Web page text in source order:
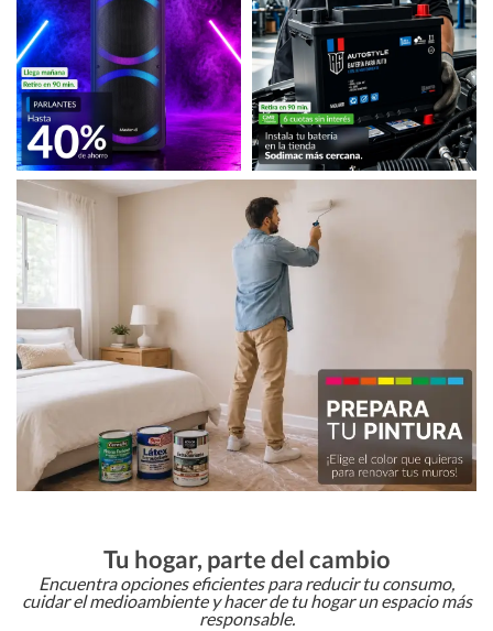
Tu hogar, parte del cambio
Encuentra opciones eficientes para reducir tu consumo,
cuidar el medioambiente y hacer de tu hogar un espacio más
responsable.